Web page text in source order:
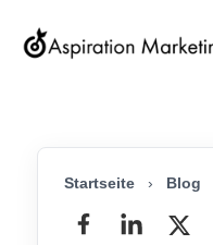
Startseite › Blog